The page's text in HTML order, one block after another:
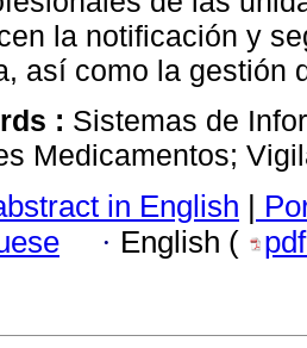
la notificación y
así como la gestión
: Sistemas de
Medicamentos;
in English |
· English (